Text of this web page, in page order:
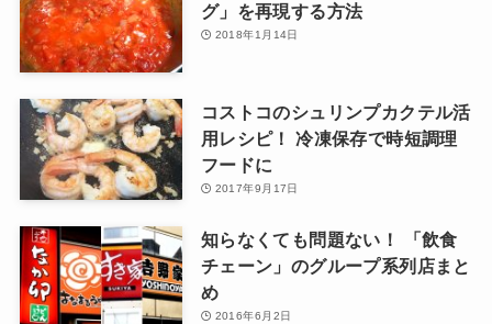
グ」を再現する方法
2018年1月14日
コストコのシュリンプカクテル活
用レシピ！ 冷凍保存で時短調理
フードに
2017年9月17日
知らなくても問題ない！ 「飲食
チェーン」のグループ系列店まと
め
2016年6月2日